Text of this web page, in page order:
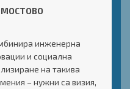
МОСТОВО
инженерна
и социална
на такива
– нужни са визия,